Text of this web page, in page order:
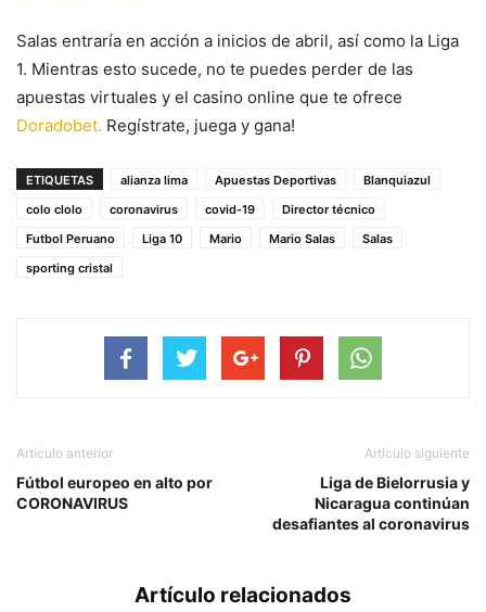
Salas entraría en acción a inicios de abril, así como la Liga
1. Mientras esto sucede, no te puedes perder de las
apuestas virtuales y el casino online que te ofrece
Doradobet. Regístrate, juega y gana!
ETIQUETAS alianza lima Apuestas Deportivas
Blanquiazul
colo clolo
coronavirus covid-19
Director técnico
Futbol Peruano
Liga 10 Mario Mario Salas
Salas
sporting cristal
Artículo anterior
Fútbol europeo en alto por
CORONAVIRUS
Artículo siguiente
Liga de Bielorrusia y
Nicaragua continúan
desafiantes al coronavirus
Artículo relacionados